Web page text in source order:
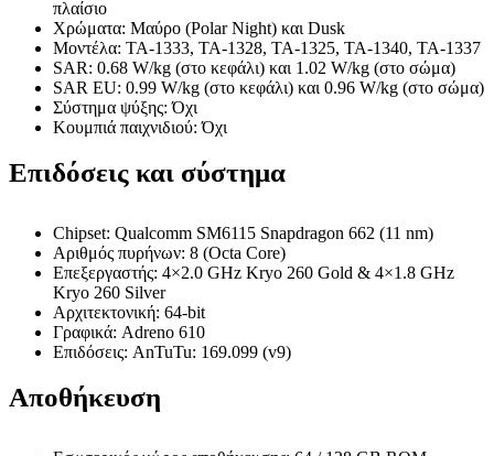
πλαίσιο
Χρώματα: Μαύρο (Polar Night) και Dusk
Μοντέλα: TA-1333, TA-1328, TA-1325, TA-1340, TA-1337
SAR: 0.68 W/kg (στο κεφάλι) και 1.02 W/kg (στο σώμα)
SAR EU: 0.99 W/kg (στο κεφάλι) και 0.96 W/kg (στο σώμα)
Σύστημα ψύξης: Όχι
Κουμπιά παιχνιδιού: Όχι
Επιδόσεις και σύστημα
Chipset: Qualcomm SM6115 Snapdragon 662 (11 nm)
Αριθμός πυρήνων: 8 (Octa Core)
Επεξεργαστής: 4×2.0 GHz Kryo 260 Gold & 4×1.8 GHz
Kryo 260 Silver
Αρχιτεκτονική: 64-bit
Γραφικά: Adreno 610
Επιδόσεις: AnTuTu: 169.099 (v9)
Αποθήκευση